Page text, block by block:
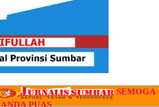
" IKLAN "
SEMOGA
ANDA PUAS